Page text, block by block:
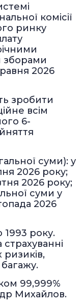
комісії
ринку
зборами
2026
зробити
всім
6-
суми): у
2026 року;
2026 року;
суми у
2026
року.
страхуванні
ризиків,
багажу.
99,999%
Михайлов.